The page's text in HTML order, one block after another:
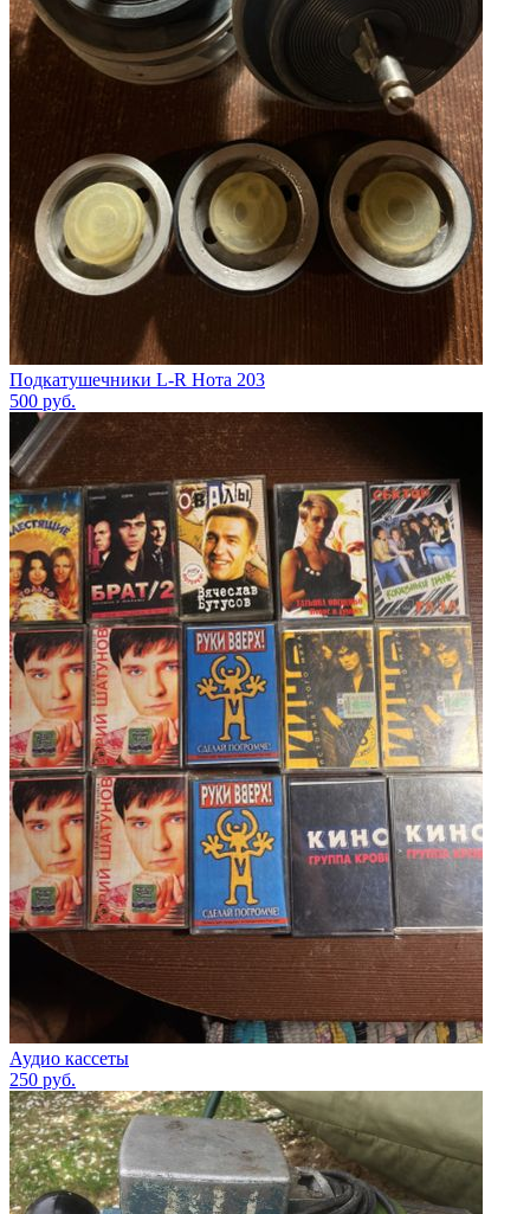
Подкатушечники L-R Нота 203
500 руб.
Аудио кассеты
250 руб.